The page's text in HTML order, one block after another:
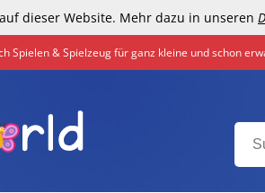
dieser Website. Mehr dazu in unseren
Spielen & Spielzeug für ganz kleine und schon